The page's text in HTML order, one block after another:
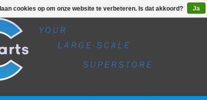
cookies op om onze website te verbeteren. Is dat akkoord? Ja